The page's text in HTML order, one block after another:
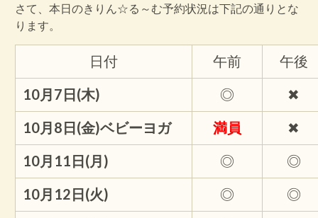
さて、本日のきりん☆る～む予約状況は下記の通りとな
ります。
日付 午前
午後
10月7日(木)
◎
✖
10月8日(金)ベビーヨガ
満員
✖
10月11日(月)
◎
◎
10月12日(火)
◎
◎